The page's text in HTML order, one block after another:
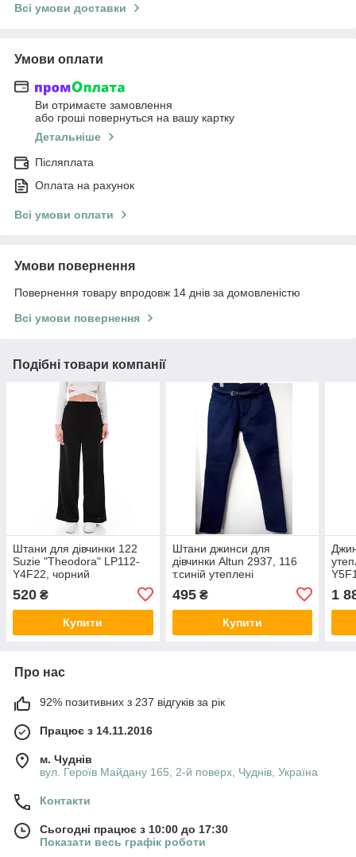
Всі умови доставки
Умови оплати
Ви отримаєте замовлення
або гроші повернуться на вашу картку
Детальніше
Післяплата
Оплата на рахунок
Всі умови оплати
Умови повернення
Повернення товару впродовж 14 днів за домовленістю
Всі умови повернення
Подібні товари компанії
Штани для дівчинки 122
Suzie "Theodora" LP112-
Y4F22, чорний
520 ₴
Купити
Штани джинси для
дівчинки Altun 2937, 116
т.синій утеплені
495₴
Купити
1
Про нас
92% позитивних з 237 відгуків за рік
Працює з 14.11.2016
м. Чуднів
вул. Героїв Майдану 165, 2-й поверх, Чуднів, Україна
Контакти
Сьогодні працює з 10:00 до 17:30
Показати весь графік роботи